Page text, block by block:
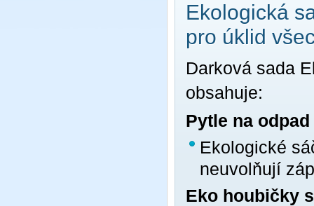
Ekologická
pro úklid
Darková sada
obsahuje:
Pytle na
Ekologické
neuvolňují
Eko houbičky